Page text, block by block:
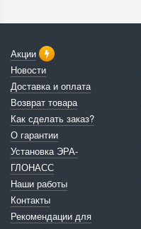
Акции
Новости
Доставка и оплата
Возврат товара
Как сделать заказ?
О гарантии
Установка ЭРА-
ГЛОНАСС
Наши работы
Контакты
Рекомендации для